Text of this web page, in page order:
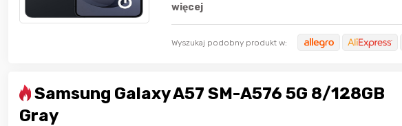
więcej
Wyszukaj podobny produkt w:
Samsung Galaxy A57 SM-A576 5G 8/­128GB
Gray